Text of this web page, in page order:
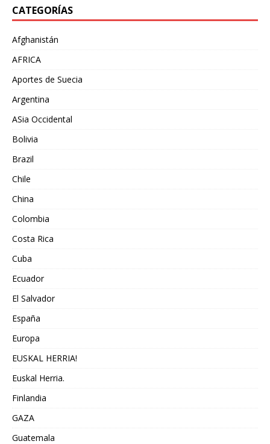
CATEGORÍAS
Afghanistán
AFRICA
Aportes de Suecia
Argentina
ASia Occidental
Bolivia
Brazil
Chile
China
Colombia
Costa Rica
Cuba
Ecuador
El Salvador
España
Europa
EUSKAL HERRIA!
Euskal Herria.
Finlandia
GAZA
Guatemala